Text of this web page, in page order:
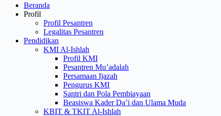
Beranda
Profil
Profil Pesantren
Legalitas Pesantren
Pendidikan
KMI Al-Ishlah
Profil KMI
Pesantren Mu’adalah
Persamaan Ijazah
Pengurus KMI
Santri dan Pola Pembiayaan
Beasiswa Kader Da’i dan Ulama Muda
KBIT & TKIT Al-Ishlah